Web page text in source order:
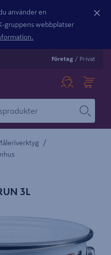
använder en
gruppens webbplatser
Företag / Privat
/
3L